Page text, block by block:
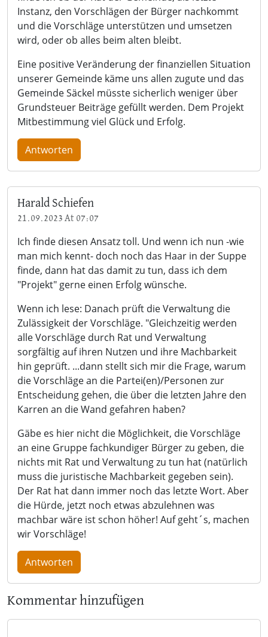
Instanz, den Vorschlägen der Bürger nachkommt
und die Vorschläge unterstützen und umsetzen
wird, oder ob alles beim alten bleibt.
Eine positive Veränderung der finanziellen Situation
unserer Gemeinde käme uns allen zugute und das
Gemeinde Säckel müsste sicherlich weniger über
Grundsteuer Beiträge gefüllt werden. Dem Projekt
Mitbestimmung viel Glück und Erfolg.
Antworten
Harald Schiefen
21.09.2023 At 07:07
Ich finde diesen Ansatz toll. Und wenn ich nun -wie
man mich kennt- doch noch das Haar in der Suppe
finde, dann hat das damit zu tun, dass ich dem
"Projekt" gerne einen Erfolg wünsche.
Wenn ich lese: Danach prüft die Verwaltung die
Zulässigkeit der Vorschläge. "Gleichzeitig werden
alle Vorschläge durch Rat und Verwaltung
sorgfältig auf ihren Nutzen und ihre Machbarkeit
hin geprüft. ...dann stellt sich mir die Frage, warum
die Vorschläge an die Partei(en)/Personen zur
Entscheidung gehen, die über die letzten Jahre den
Karren an die Wand gefahren haben?
Gäbe es hier nicht die Möglichkeit, die Vorschläge
an eine Gruppe fachkundiger Bürger zu geben, die
nichts mit Rat und Verwaltung zu tun hat (natürlich
muss die juristische Machbarkeit gegeben sein).
Der Rat hat dann immer noch das letzte Wort. Aber
die Hürde, jetzt noch etwas abzulehnen was
machbar wäre ist schon höher! Auf geht´s, machen
wir Vorschläge!
Antworten
Kommentar hinzufügen